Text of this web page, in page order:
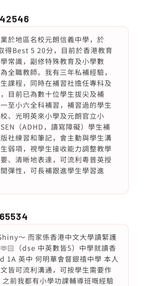
於地區名校元朗信義中學，於
得Best 5 20分，目前於香港教育
常識，副修特殊教育及小學數
全職教師。我有三年私補經驗，
課程，同時在補習社擔任專科及
目前已為數十位學生拔尖及補
至小六全科補習，補習過的學生
、光明英來小學及元朗官立小
（ADHD，讀寫障礙）學生補
社練習和筆記，會主動與學生溝
弱項，視學生接收能力調整教學
、清晰地表達，可流利粵普英授
彈性，可長補跟進學生學習進
～ 而家係香港中文大學讀緊護
（dse 中英數皆5）中學就讀香
1A 英中 何明華會督銀禧中學 本人
皆可流利溝通，可按學生需要作
前我都有小學功課輔導班嘅經驗